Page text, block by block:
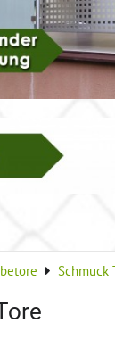
Schmuck